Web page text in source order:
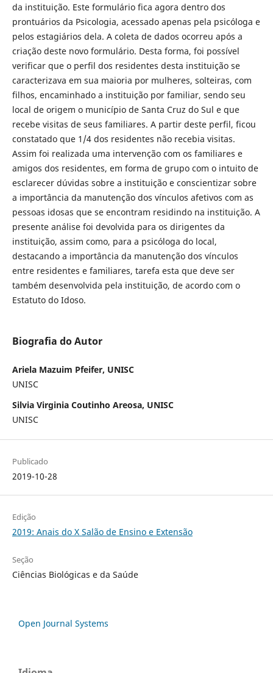
da instituição. Este formulário fica agora dentro dos
prontuários da Psicologia, acessado apenas pela psicóloga e
pelos estagiários dela. A coleta de dados ocorreu após a
criação deste novo formulário. Desta forma, foi possível
verificar que o perfil dos residentes desta instituição se
caracterizava em sua maioria por mulheres, solteiras, com
filhos, encaminhado a instituição por familiar, sendo seu
local de origem o município de Santa Cruz do Sul e que
recebe visitas de seus familiares. A partir deste perfil, ficou
constatado que 1/4 dos residentes não recebia visitas.
Assim foi realizada uma intervenção com os familiares e
amigos dos residentes, em forma de grupo com o intuito de
esclarecer dúvidas sobre a instituição e conscientizar sobre
a importância da manutenção dos vínculos afetivos com as
pessoas idosas que se encontram residindo na instituição. A
presente análise foi devolvida para os dirigentes da
instituição, assim como, para a psicóloga do local,
destacando a importância da manutenção dos vínculos
entre residentes e familiares, tarefa esta que deve ser
também desenvolvida pela instituição, de acordo com o
Estatuto do Idoso.
Biografia do Autor
Ariela Mazuim Pfeifer, UNISC
UNISC
Silvia Virginia Coutinho Areosa, UNISC
UNISC
Publicado
2019-10-28
Edição
2019: Anais do X Salão de Ensino e Extensão
Seção
Ciências Biológicas e da Saúde
Open Journal Systems